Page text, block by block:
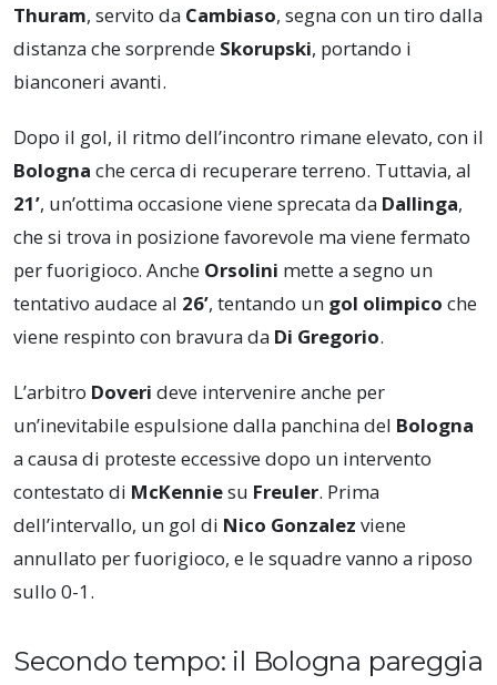
Thuram, servito da Cambiaso, segna con un tiro dalla
distanza che sorprende Skorupski, portando i
bianconeri avanti.
Dopo il gol, il ritmo dell’incontro rimane elevato, con il
Bologna che cerca di recuperare terreno. Tuttavia, al
21’, un’ottima occasione viene sprecata da Dallinga,
che si trova in posizione favorevole ma viene fermato
per fuorigioco. Anche Orsolini mette a segno un
tentativo audace al 26’, tentando un gol olimpico che
viene respinto con bravura da Di Gregorio.
L’arbitro Doveri deve intervenire anche per
un’inevitabile espulsione dalla panchina del Bologna
a causa di proteste eccessive dopo un intervento
contestato di McKenniesu Freuler. Prima
dell’intervallo, un gol di Nico Gonzalez viene
annullato per fuorigioco, e le squadre vanno a riposo
sullo 0-1.
Secondo tempo: il Bologna pareggia